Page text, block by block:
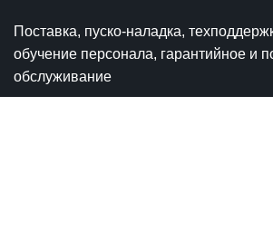
Поставка, пуско-наладка,
обучение персонала, гарантийное и
обслуживание